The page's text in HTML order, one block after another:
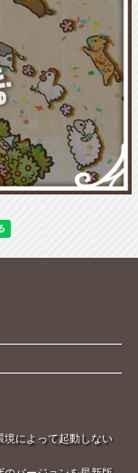
によって起動しない